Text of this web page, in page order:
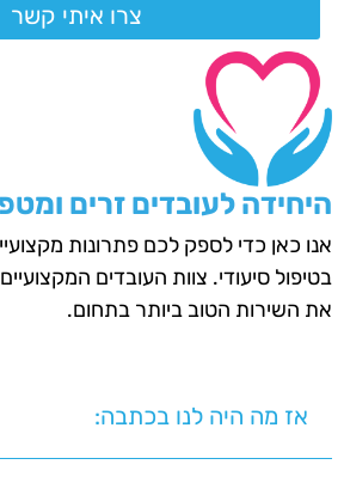
צרו איתי קשר
היחידה לעובדים זרים
אנו כאן כדי לספק לכם פתרונות
בטיפול סיעודי. צוות העובדים
את השירות הטוב ביותר בתחום.
אז מה היה לנו בכתבה: